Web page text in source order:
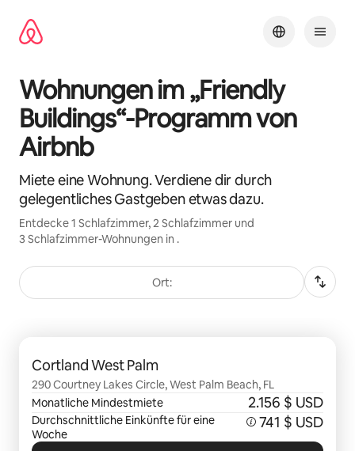
Inhalten
springen
Wohnungen im „Friendly
Buildings“-Programm von
Airbnb
Miete eine Wohnung. Verdiene dir durch
gelegentliches Gastgeben etwas dazu.
Entdecke 1 Schlafzimmer, 2 Schlafzimmer und
3 Schlafzimmer-Wohnungen in .
Ort:
Cortland West Palm
290 Courtney Lakes Circle, West Palm Beach, FL
Monatliche Mindestmiete
2.156 $ USD
Durchschnittliche Einkünfte für eine
Woche
741 $ USD